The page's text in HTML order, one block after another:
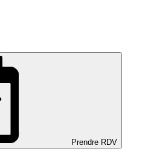
Prendre RDV